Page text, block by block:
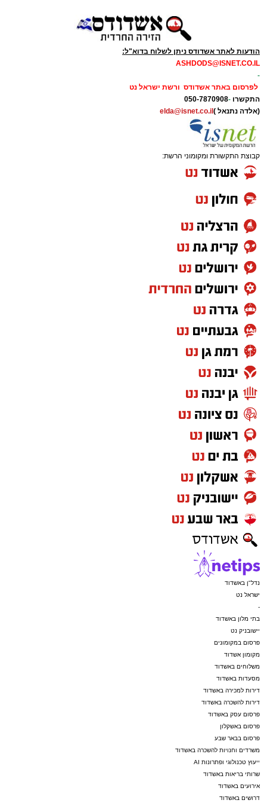
הודעות לאתר אשדודס ניתן לשלוח בדוא"ל:
ASHDODS@ISNET.CO.IL
-
לפרסום באתר אשדודס ורשת ישראל נט
התקשרו -
050-7870908
(אלדה נתנאל ) elda@isnet.co.il
קבוצת התקשורת ומקומוני הרשת:
נדל"ן באשדוד
ישראל נט
-
בתי מלון באשדוד
יישובניק נט
פרסום במקומונים
מקומון אשדוד
משלוחים באשדוד
מסעדות באשדוד
דירות למכירה באשדוד
דירות להשכרה באשדוד
פרסום עסק באשדוד
פרסום באשקלון
פרסום בבאר שבע
משרדים וחנויות להשכרה באשדוד
ייעוץ טכנולוגי ופתרונות AI
שרותי בריאות באשדוד
אירועים באשדוד
דרושים באשדוד